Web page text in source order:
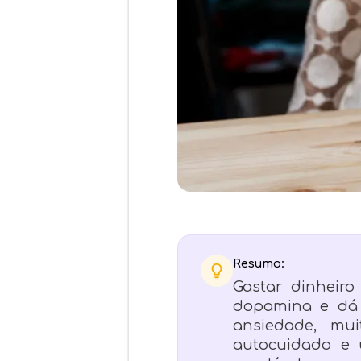
Resumo:
Gastar
dopamina e
ansiedade,
autocuidado e